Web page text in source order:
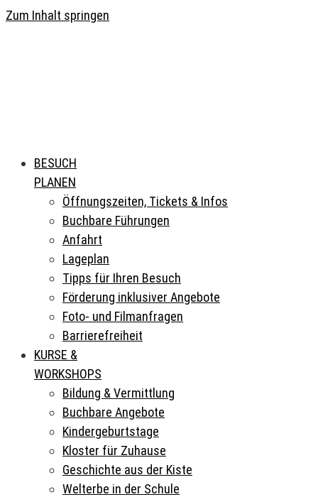
Zum Inhalt springen
BESUCH
PLANEN
Öffnungszeiten, Tickets & Infos
Buchbare Führungen
Anfahrt
Lageplan
Tipps für Ihren Besuch
Förderung inklusiver Angebote
Foto- und Filmanfragen
Barrierefreiheit
KURSE &
WORKSHOPS
Bildung & Vermittlung
Buchbare Angebote
Kindergeburtstage
Kloster für Zuhause
Geschichte aus der Kiste
Welterbe in der Schule